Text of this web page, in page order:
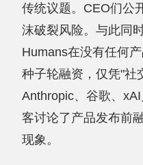
传统议题。CEO们公
沫破裂风险。与此同
Humans在没有任何
种子轮融资，仅凭"社
Anthropic、谷歌、
客讨论了产品发布前
现象。